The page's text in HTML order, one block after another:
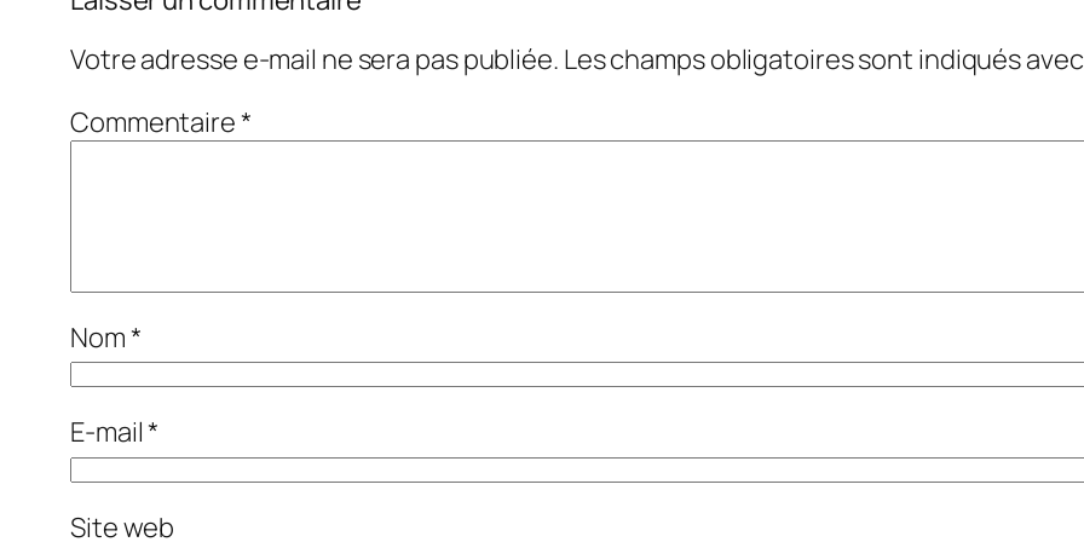
Votre adresse e-mail ne sera pas publiée. Les champs obligatoires sont indiqués
Commentaire*
Nom*
E-mail*
Site web